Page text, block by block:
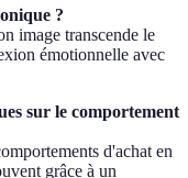
?
image transcende le
émotionnelle avec
sur le comportement
d'achat en
grâce à un